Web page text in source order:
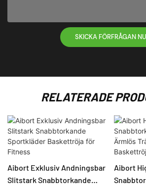
SKICKA FÖRFRÅGAN NU
RELATERADE
Aibort Exklusiv Andningsbar
Slitstark Snabbtorkande
Aibort